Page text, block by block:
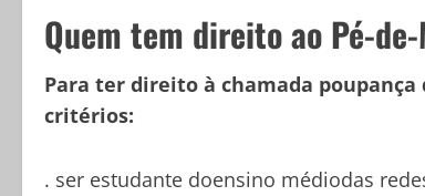
Quem tem direito ao Pé-
Para ter direito à chamada
critérios:
. ser estudante doensino médiodas